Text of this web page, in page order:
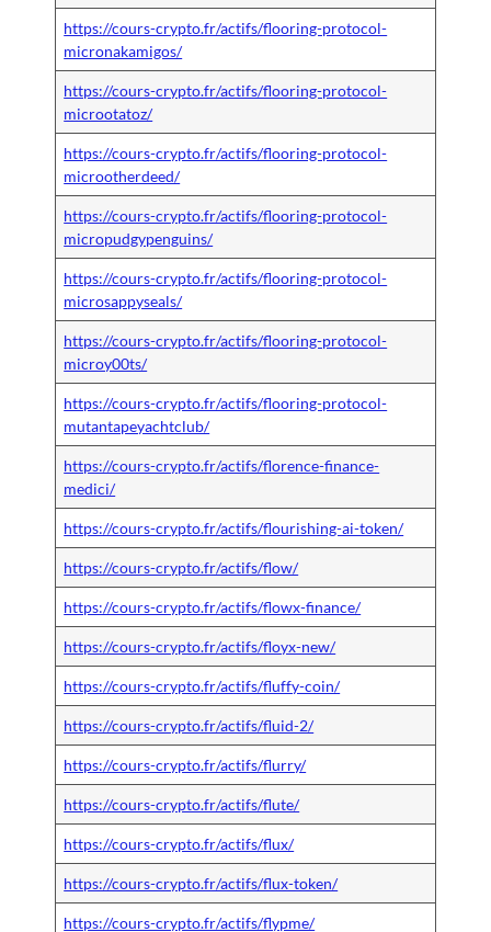
https://cours-crypto.fr/actifs/flooring-protocol-
micronakamigos/
https://cours-crypto.fr/actifs/flooring-protocol-
microotatoz/
https://cours-crypto.fr/actifs/flooring-protocol-
microotherdeed/
https://cours-crypto.fr/actifs/flooring-protocol-
micropudgypenguins/
https://cours-crypto.fr/actifs/flooring-protocol-
microsappyseals/
https://cours-crypto.fr/actifs/flooring-protocol-
microy00ts/
https://cours-crypto.fr/actifs/flooring-protocol-
mutantapeyachtclub/
https://cours-crypto.fr/actifs/florence-finance-
medici/
https://cours-crypto.fr/actifs/flourishing-ai-token/
https://cours-crypto.fr/actifs/flow/
https://cours-crypto.fr/actifs/flowx-finance/
https://cours-crypto.fr/actifs/floyx-new/
https://cours-crypto.fr/actifs/fluffy-coin/
https://cours-crypto.fr/actifs/fluid-2/
https://cours-crypto.fr/actifs/flurry/
https://cours-crypto.fr/actifs/flute/
https://cours-crypto.fr/actifs/flux/
https://cours-crypto.fr/actifs/flux-token/
https://cours-crypto.fr/actifs/flypme/